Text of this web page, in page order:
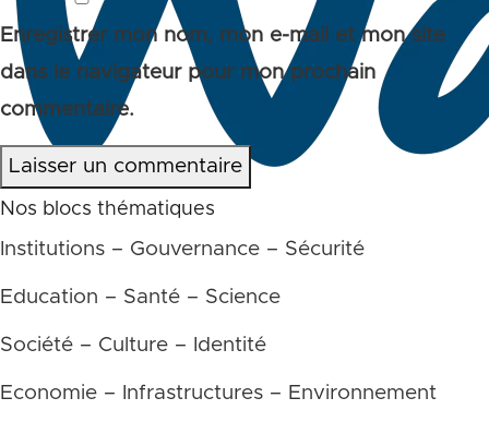
Enregistrer mon nom, mon e-mail et mon site
dans le navigateur pour mon prochain
commentaire.
Laisser un commentaire
Nos blocs thématiques
Institutions – Gouvernance – Sécurité
Education – Santé – Science
Société – Culture – Identité
Economie – Infrastructures – Environnement